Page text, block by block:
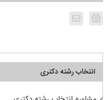
انتخاب رشته دکتری